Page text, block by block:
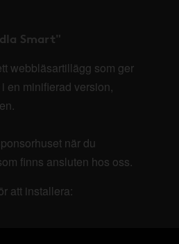
Smart"
webbläsartillägg som ger
en minifierad version,
när du
finns ansluten hos oss.
att installera: